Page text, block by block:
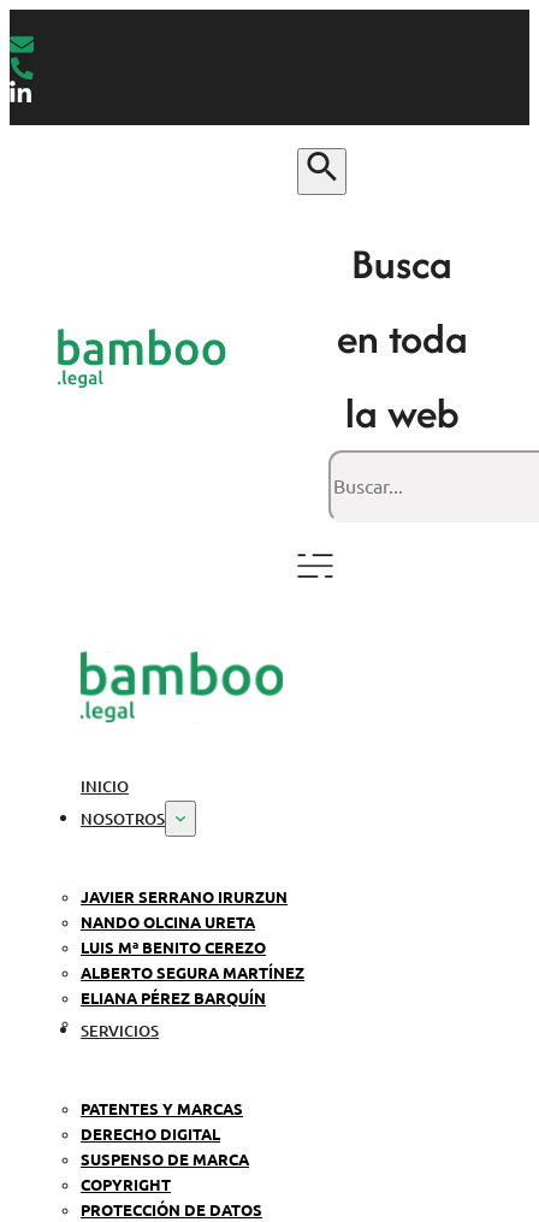
Busca
en toda
la web
Buscar
INICIO
NOSOTROS
JAVIER SERRANO IRURZUN
NANDO OLCINA URETA
LUIS Mª BENITO CEREZO
ALBERTO SEGURA MARTÍNEZ
ELIANA PÉREZ BARQUÍN
SERVICIOS
PATENTES Y MARCAS
DERECHO DIGITAL
SUSPENSO DE MARCA
COPYRIGHT
PROTECCIÓN DE DATOS